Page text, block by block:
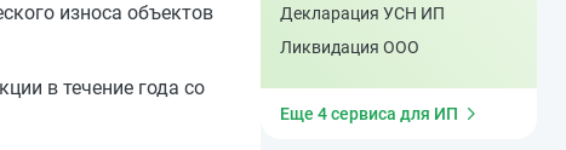
износа объектов
в течение года со
Декларация УСН ИП
Ликвидация ООО
Еще 4 сервиса для ИП